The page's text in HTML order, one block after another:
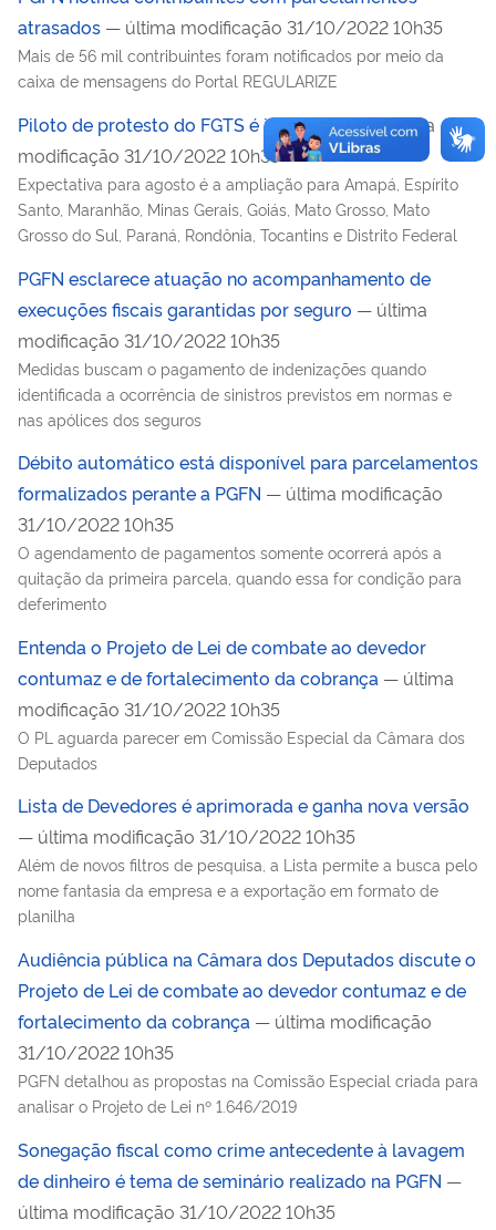
atrasados — última modificação 31/10/2022 10h35
Mais de 56 mil contribuintes foram notificados por meio da
caixa de mensagens do Portal REGULARIZE
Piloto de protesto do FGTS é implantado— última
modificação 31/10/2022 10h35
Expectativa para agosto é a ampliação para Amapá, Espírito
Santo, Maranhão, Minas Gerais, Goiás, Mato Grosso, Mato
Grosso do Sul, Paraná, Rondônia, Tocantins e Distrito Federal
PGFN esclarece atuação no acompanhamento de
execuções fiscais garantidas por seguro — última
modificação 31/10/2022 10h35
Medidas buscam o pagamento de indenizações quando
identificada a ocorrência de sinistros previstos em normas e
nas apólices dos seguros
Débito automático está disponível para parcelamentos
formalizados perante a PGFN — última modificação
31/10/2022 10h35
O agendamento de pagamentos somente ocorrerá após a
quitação da primeira parcela, quando essa for condição para
deferimento
Entenda o Projeto de Lei de combate ao devedor
contumaz e de fortalecimento da cobrança — última
modificação 31/10/2022 10h35
O PL aguarda parecer em Comissão Especial da Câmara dos
Deputados
Lista de Devedores é aprimorada e ganha nova versão
— última modificação 31/10/2022 10h35
Além de novos filtros de pesquisa, a Lista permite a busca pelo
nome fantasia da empresa e a exportação em formato de
planilha
Audiência pública na Câmara dos Deputados discute o
Projeto de Lei de combate ao devedor contumaz e de
fortalecimento da cobrança — última modificação
31/10/2022 10h35
PGFN detalhou as propostas na Comissão Especial criada para
analisar o Projeto de Lei nº 1.646/2019
Sonegação fiscal como crime antecedente à lavagem
de dinheiro é tema de seminário realizado na PGFN —
última modificação 31/10/2022 10h35